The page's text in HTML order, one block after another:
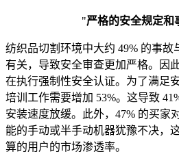
"严格的安全规定和
纺织品切割环境中大约 49% 的事故
有关，导致安全审查更加严格。因
在执行强制性安全认证。为了满足
培训工作需要增加 53%。这导致
安装速度放缓。此外，47% 的买家
能的手动或半手动机器犹豫不决，
算的用户的市场渗透率。